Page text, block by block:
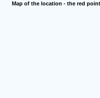
Map of the location - the red